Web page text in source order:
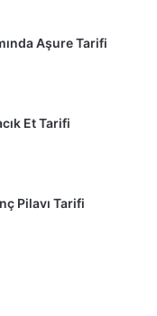
Aşure Tarifi
Et Tarifi
Pilavı Tarifi